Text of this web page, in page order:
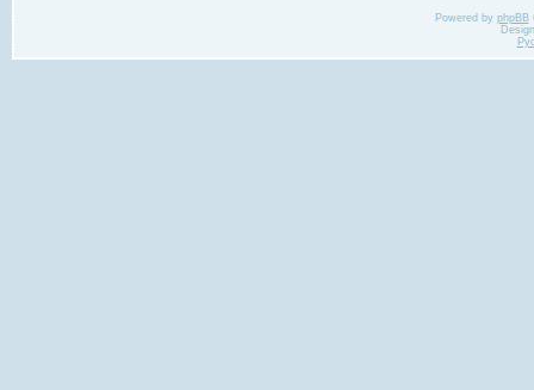
Powered by phpBB